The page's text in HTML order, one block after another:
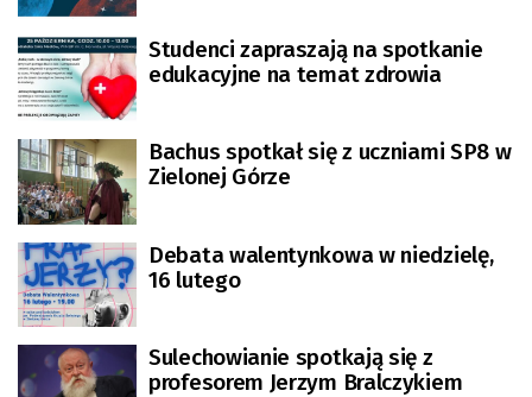
Studenci zapraszają na spotkanie
edukacyjne na temat zdrowia
Bachus spotkał się z uczniami SP8 w
Zielonej Górze
Debata walentynkowa w niedzielę,
16 lutego
Sulechowianie spotkają się z
profesorem Jerzym Bralczykiem